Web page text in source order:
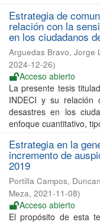
Estrategia de
relación con la
en los ciudadanos
Arguedas Bravo, Jorge
2024-12-26)
Acceso abierto
La presente tesis
INDECI y su relación
desastres en los
enfoque cuantitativo,
Estrategia en la
incremento de
2019
Portilla Campos,
Meza, 2021-11-08)
Acceso abierto
El propósito de esta